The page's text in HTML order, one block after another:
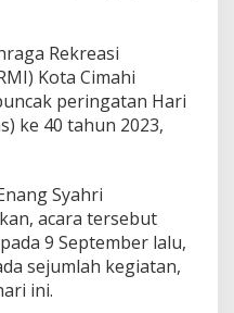
Rekreasi
Kota Cimahi
peringatan Hari
ke 40 tahun 2023,
Syahri
acara tersebut
9 September lalu,
sejumlah kegiatan,
ini.